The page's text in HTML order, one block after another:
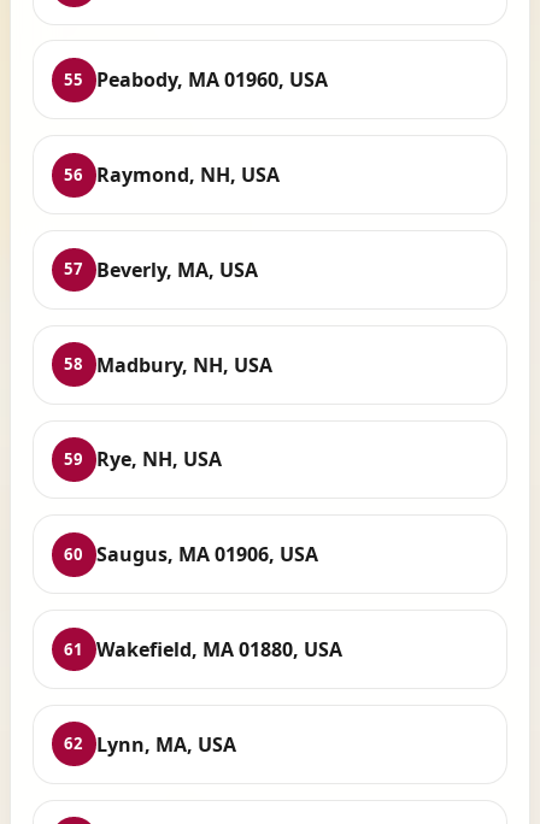
55 Peabody, MA 01960, USA
56 Raymond, NH, USA
57 Beverly, MA, USA
58 Madbury, NH, USA
59 Rye, NH, USA
60 Saugus, MA 01906, USA
61 Wakefield, MA 01880, USA
62 Lynn, MA, USA